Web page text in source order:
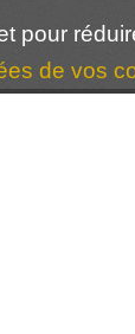
pour
de vos